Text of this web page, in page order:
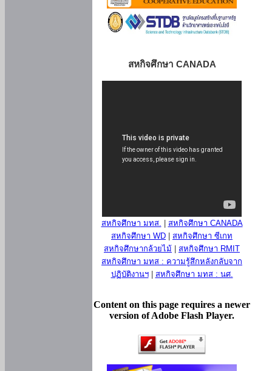
สหกิจศึกษา CANADA
สหกิจศึกษา มทส.
สหกิจศึกษา CANADA
สหกิจศึกษา WD
สหกิจศึกษา ซีเกท
สหกิจศึกษากล้วยไม้
สหกิจศึกษา RMIT
สหกิจศึกษา มทส : ความรู้สึกหลังกลับจาก
ปฏิบัติงานฯ| สหกิจศึกษา มทส : นศ.
Content on this page requires a newer
version of Adobe Flash Player.